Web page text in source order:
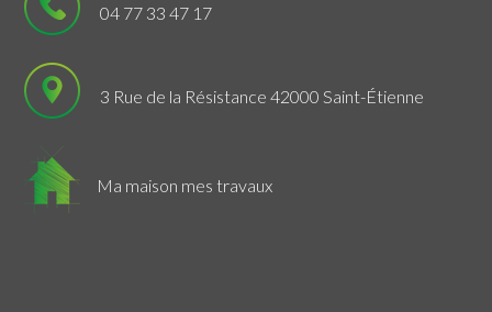
04 77 33 47 17
3 Rue de la Résistance 42000 Saint-Étienne
Ma maison mes travaux